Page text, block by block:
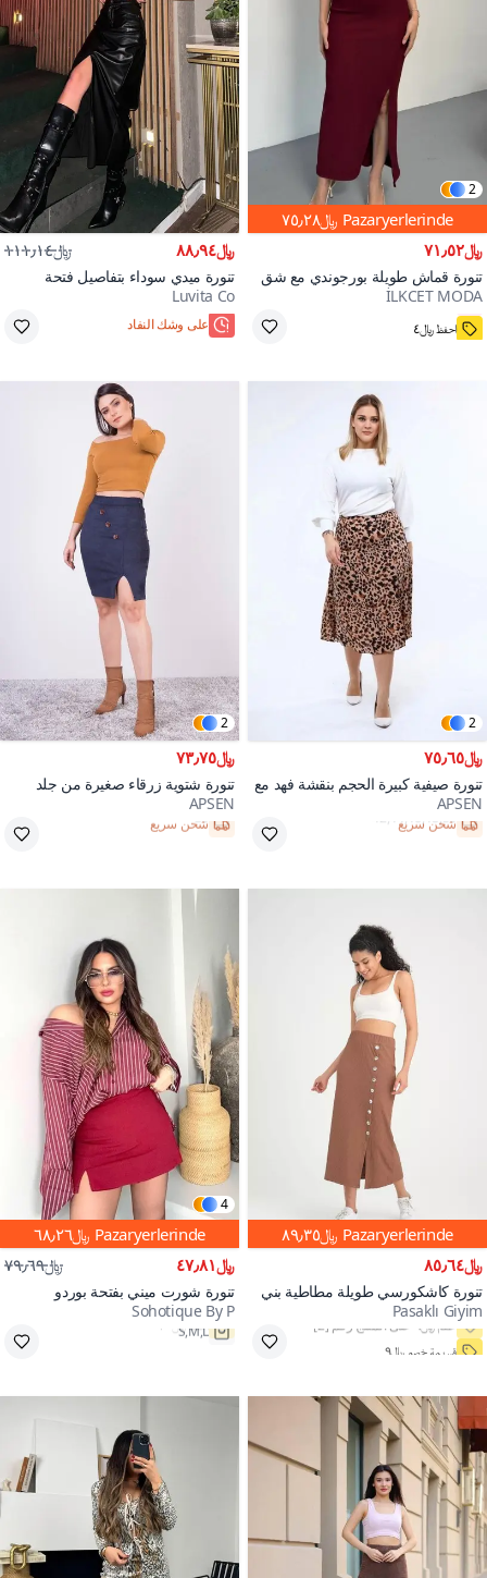
2
Pazaryerlerinde ﷼٧٥٫٢٨
﷼٧١٫٥٢
تنورة قماش طويلة بورجوندي مع شق
İLKCET MODA
60+
احفظ ﷼٤
﷼٨٨٫٩٤ ﷼١١١٫١٤
تنورة ميدي سوداء بتفاصيل فتحة
Luvita Co
على وشك النفاد
2
﷼٧٥٫٦٥
تنورة صيفية كبيرة الحجم بنقشة فهد مع
فتحة تفاصيل بلون القهوة بالحليب
APSEN
شحن سريع
2
﷼٧٣٫٧٥
تنورة شتوية زرقاء صغيرة من جلد
سويدي بتفاصيل الأزرار
APSEN
شحن سريع
Pazaryerlerinde ﷼٨٩٫٣٥
﷼٨٥٫٦٤
تنورة كاشكورسي طويلة مطاطية بني
فاتح مع تفاصيل أزرار وشق
Pasaklı Giyim
4
Pazaryerlerinde ﷼٦٨٫٢٦
﷼٤٧٫٨١
﷼٧٩٫٦٩
تنورة شورت ميني بفتحة بوردو
Sohotique By P
S,M,L